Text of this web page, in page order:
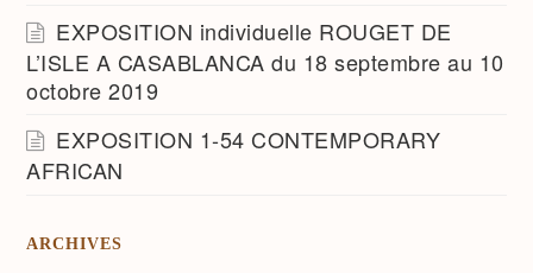
EXPOSITION individuelle ROUGET DE
L’ISLE A CASABLANCA du 18 septembre au 10
octobre 2019
EXPOSITION 1-54 CONTEMPORARY
AFRICAN
ARCHIVES